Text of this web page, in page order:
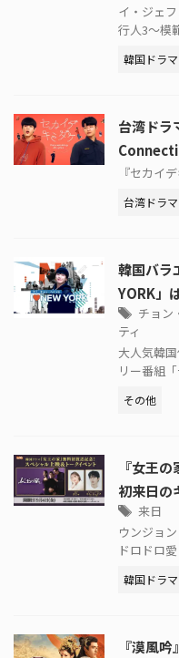
イ・ジェ
行人3～模
韓国ドラマ
台湾ドラ
『セカイ
台湾ドラマ
韓国バラ
YORK」
チョン
ティ
大人気韓
リー番組
その他
『女王
初来日の
来日
ウンジョ
ドロドロ
韓国ドラマ
『漠風